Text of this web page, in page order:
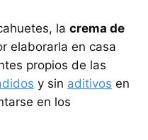
la crema de
elaborarla en casa
propios de las
y sin aditivos en
en los